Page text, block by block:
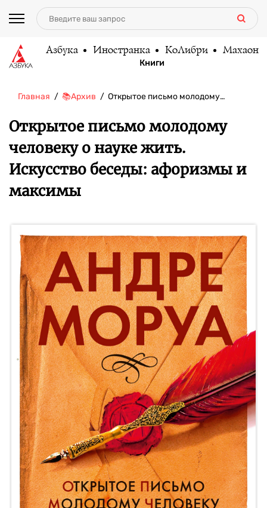
Азбука Иностранка КоЛибри Махаон
Книги
Главная 📚Архив Открытое письмо молодому…
Открытое письмо молодому
человеку о науке жить.
Искусство беседы: афоризмы и
максимы